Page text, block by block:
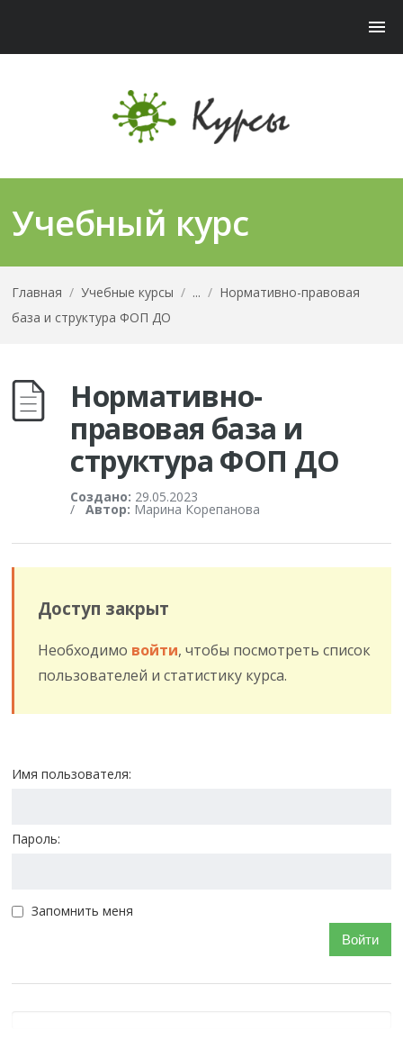
Учебный курс
Главная / Учебные курсы / ... / Нормативно-правовая
база и структура ФОП ДО
Нормативно-
правовая база и
структура ФОП ДО
Создано: 29.05.2023
/ Автор: Марина Корепанова
Доступ закрыт
Необходимо войти, чтобы посмотреть список
пользователей и статистику курса.
Имя пользователя:
Пароль:
Запомнить меня
Войти